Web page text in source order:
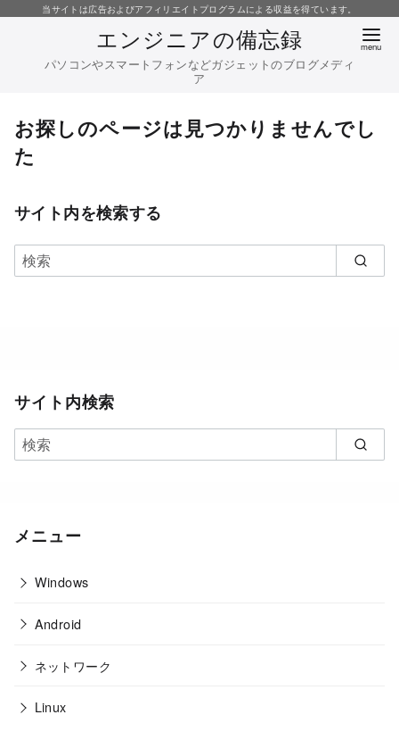
当サイトは広告およびアフィリエイトプログラムによる収益を得ています。
エンジニアの備忘録
パソコンやスマートフォンなどガジェットのブログメディ
ア
お探しのページは見つかりませんでし
た
サイト内を検索する
サイト内検索
メニュー
Windows
Android
ネットワーク
Linux